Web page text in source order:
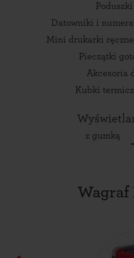
Datowniki i
Mini drukarki
Pieczątki
Akcesoria
Kubki
z gumką
Wagraf